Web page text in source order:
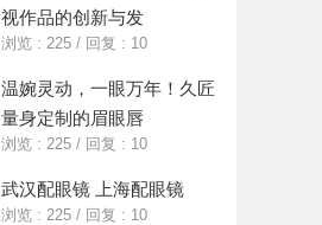
视作品的创新与发
浏览 : 225 / 回复 : 10
温婉灵动，一眼万年！久匠
量身定制的眉眼唇
浏览 : 225 / 回复 : 10
武汉配眼镜 上海配眼镜
浏览 : 225 / 回复 : 10